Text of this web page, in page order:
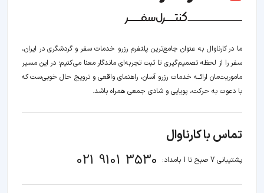
ما در کارناوال به عنوان جامع‌ترین پلتفرم رزرو خدمات سفر و گردشگری در ایران،
سفر را از لحظه‌ تصمیم‌گیری تا ثبت تجربه‌ای ماندگار معنا می‌کنیم؛ در این مسیر‍
ماموریت‌مان اراﺋــﻪ خدمات رزرو آسان، راهنمای واقعی و ترویج حال خوبی‌ست که
با دعوت به حرکت، پویایی و شادی جمعی همراه باشد.
تماس با کارناوال
پشتیبانی 7 صبح تا 1 بامداد: 021 9101 3530